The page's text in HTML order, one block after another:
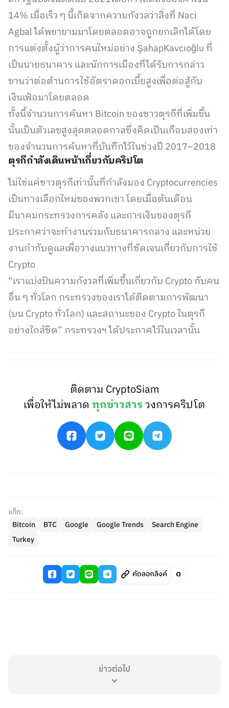
14% เมื่อเร็ว ๆ นี้เกิดจากความกังวลว่าสิ่งที่ Naci
Agbal ได้พยายามมาโดยตลอดอาจถูกยกเลิกได้โดย
การแต่งตั้งผู้ว่าการคนใหม่อย่าง ŞahapKavcıoğlu ที่
เป็นนายธนาคาร และนักการเมืองที่ได้รับการกล่าว
ขานว่าต่อต้านการใช้อัตราดอกเบี้ยสูงเพื่อต่อสู้กับ
เงินเฟ้อมาโดยตลอด
ทั้งนี้จำนวนการค้นหา Bitcoin ของชาวตุรกีที่เพิ่มขึ้น
นั้นเป็นตัวเลขสูงสุดตลอดกาลซึ่งคิดเป็นเกือบสองเท่า
ของจำนวนการค้นหาที่บันทึกไว้ในช่วงปี 2017–2018
ตุรกีกำลังเดินหน้าเกี่ยวกับคริปโต
ไม่ใช่แค่ชาวตุรกีเท่านั้นที่กำลังมอง Cryptocurrencies
เป็นทางเลือกใหม่ของพวกเขา โดยเมื่อต้นเดือน
มีนาคมกระทรวงการคลัง และการเงินของตุรกี
ประกาศว่าจะทำงานร่วมกับธนาคารกลาง และหน่วย
งานกำกับดูแลเพื่อวางแนวทางที่ชัดเจนเกี่ยวกับการใช้
Crypto
“เราแบ่งปันความกังวลที่เพิ่มขึ้นเกี่ยวกับ Crypto กับคน
อื่น ๆ ทั่วโลก กระทรวงของเราได้ติดตามการพัฒนา
(บน Crypto ทั่วโลก) และสถานะของ Crypto ในตุรกี
อย่างใกล้ชิด” กระทรวงฯ ได้ประกาศไว้ในเวลานั้น
ติดตาม CryptoSiam
เพื่อให้ไม่พลาดทุกข่าวสารวงการคริปโต
แท็ก:
Bitcoin
BTC Google Google Trends
Search Engine
Turkey
คัดลอกลิงค์
ข่าวต่อไป